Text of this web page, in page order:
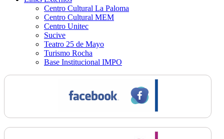
Centro Cultural La Paloma
Centro Cultural MEM
Centro Unitec
Sucive
Teatro 25 de Mayo
Turismo Rocha
Base Institucional IMPO